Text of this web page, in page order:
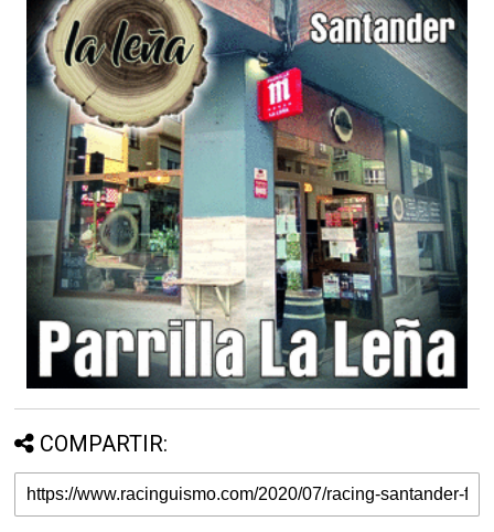
COMPARTIR: